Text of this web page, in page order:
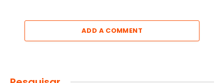
ADD A COMMENT